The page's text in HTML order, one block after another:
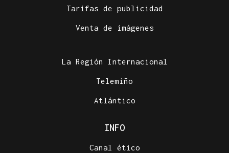
Tarifas de publicidad
Venta de imágenes
La Región Internacional
Telemiño
Atlántico
INFO
Canal ético